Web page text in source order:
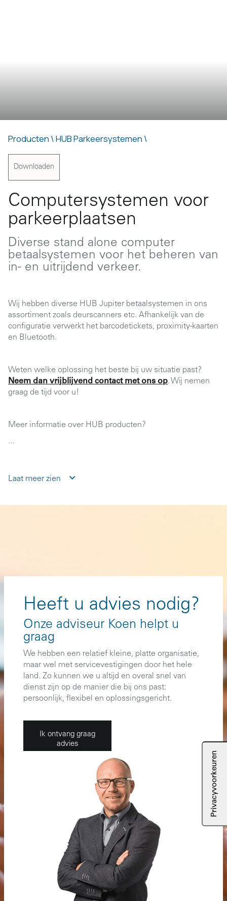
Producten \HUB Parkeersystemen \
Downloaden
Computersystemen voor
parkeerplaatsen
Diverse stand alone computer
betaalsystemen voor het beheren van
in- en uitrijdend verkeer.
Wij hebben diverse HUB Jupiter betaalsystemen in ons
assortiment zoals deurscanners etc. Afhankelijk van de
configuratie verwerkt het barcodetickets, proximity-kaarten
en Bluetooth.
Weten welke oplossing het beste bij uw situatie past?
Neem dan vrijblijvend contact met ons op. Wij nemen
graag de tijd voor u!
Meer informatie over HUB producten?
...
Laat meer zien
Heeft u advies nodig?
Onze adviseur Koen helpt u
graag
We hebben een relatief kleine, platte organisatie,
maar wel met servicevestigingen door het hele
land. Zo kunnen we u altijd en overal snel van
dienst zijn op de manier die bij ons past:
persoonlijk, flexibel en oplossingsgericht.
Ik ontvang graag
advies